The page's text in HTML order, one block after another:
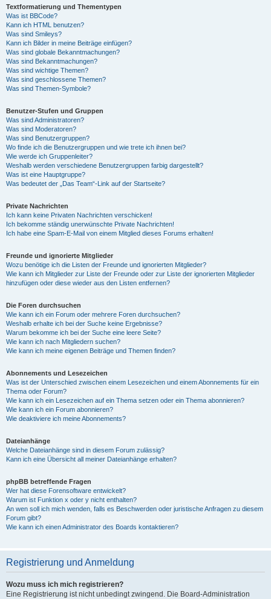
Textformatierung und Thementypen
Was ist BBCode?
Kann ich HTML benutzen?
Was sind Smileys?
Kann ich Bilder in meine Beiträge einfügen?
Was sind globale Bekanntmachungen?
Was sind Bekanntmachungen?
Was sind wichtige Themen?
Was sind geschlossene Themen?
Was sind Themen-Symbole?
Benutzer-Stufen und Gruppen
Was sind Administratoren?
Was sind Moderatoren?
Was sind Benutzergruppen?
Wo finde ich die Benutzergruppen und wie trete ich ihnen bei?
Wie werde ich Gruppenleiter?
Weshalb werden verschiedene Benutzergruppen farbig dargestellt?
Was ist eine Hauptgruppe?
Was bedeutet der „Das Team“-Link auf der Startseite?
Private Nachrichten
Ich kann keine Privaten Nachrichten verschicken!
Ich bekomme ständig unerwünschte Private Nachrichten!
Ich habe eine Spam-E-Mail von einem Mitglied dieses Forums erhalten!
Freunde und ignorierte Mitglieder
Wozu benötige ich die Listen der Freunde und ignorierten Mitglieder?
Wie kann ich Mitglieder zur Liste der Freunde oder zur Liste der ignorierten Mitglieder
hinzufügen oder diese wieder aus den Listen entfernen?
Die Foren durchsuchen
Wie kann ich ein Forum oder mehrere Foren durchsuchen?
Weshalb erhalte ich bei der Suche keine Ergebnisse?
Warum bekomme ich bei der Suche eine leere Seite?
Wie kann ich nach Mitgliedern suchen?
Wie kann ich meine eigenen Beiträge und Themen finden?
Abonnements und Lesezeichen
Was ist der Unterschied zwischen einem Lesezeichen und einem Abonnements für ein
Thema oder Forum?
Wie kann ich ein Lesezeichen auf ein Thema setzen oder ein Thema abonnieren?
Wie kann ich ein Forum abonnieren?
Wie deaktiviere ich meine Abonnements?
Dateianhänge
Welche Dateianhänge sind in diesem Forum zulässig?
Kann ich eine Übersicht all meiner Dateianhänge erhalten?
phpBB betreffende Fragen
Wer hat diese Forensoftware entwickelt?
Warum ist Funktion x oder y nicht enthalten?
An wen soll ich mich wenden, falls es Beschwerden oder juristische Anfragen zu diesem
Forum gibt?
Wie kann ich einen Administrator des Boards kontaktieren?
Registrierung und Anmeldung
Wozu muss ich mich registrieren?
Eine Registrierung ist nicht unbedingt zwingend. Die Board-Administration